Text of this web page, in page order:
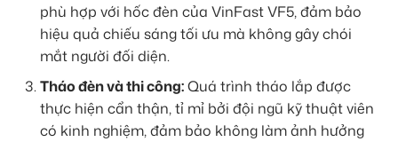
phù hợp với hốc đèn của VinFast VF5, đảm bảo
hiệu quả chiếu sáng tối ưu mà không gây chói
mắt người đối diện.
Tháo đèn và thi công:Quá trình tháo lắp được
thực hiện cẩn thận, tỉ mỉ bởi đội ngũ kỹ thuật viên
có kinh nghiệm, đảm bảo không làm ảnh hưởng